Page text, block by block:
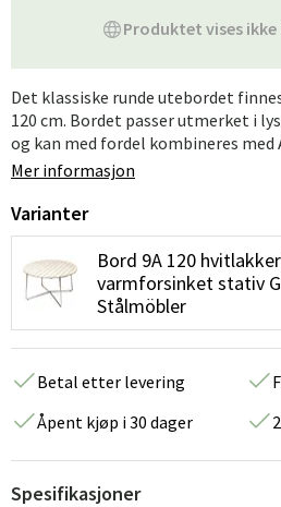
Produktet vises
Det klassiske runde utebordet
120 cm. Bordet passer utmerket i
og kan med fordel kombineres med
Mer informasjon
Varianter
Bord 9A 120
varmforsinket stativ
Stålmöbler
Betal etter levering
Åpent kjøp i 30 dager
Spesifikasjoner